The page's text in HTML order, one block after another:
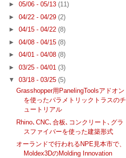
► 05/06 - 05/13 (11)
► 04/22 - 04/29 (2)
► 04/15 - 04/22 (8)
► 04/08 - 04/15 (8)
► 04/01 - 04/08 (8)
► 03/25 - 04/01 (3)
▼ 03/18 - 03/25 (5)
Grasshopper用PanelingToolsアドオン
を使ったパラメトリックトラスのチ
ュートリアル
Rhino､CNC､合板､コンクリート､グラ
スファイバーを使った建築形式
オーランドで行われるNPE見本市で、
Moldex3DのMolding Innovation